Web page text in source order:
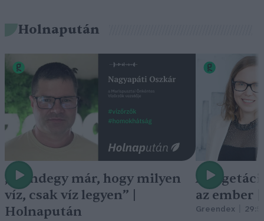
Holnapután
„Mindegy már, hogy milyen
víz, csak víz legyen” |
Holnapután
A
az ember
Greendex